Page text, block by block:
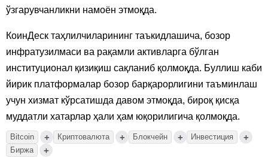
ўзгарувчанликни намоён этмоқда.
КоинДеск таҳлилчиларининг таъкидлашича, бозор
инфратузилмаси ва рақамли активларга бўлган
институционал қизиқиш сақланиб қолмоқда. Буллиш каби
йирик платформалар бозор барқарорлигини таъминлаш
учун хизмат кўрсатишда давом этмоқда, бироқ қисқа
муддатли хатарлар ҳали ҳам юқорилигича қолмоқда.
Bitcoin + Криптовалюта + Блокчейн + Инвестиция +
Биржа +